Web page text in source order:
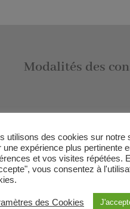
Modalités des
ADULTES :
– 65€ la première
– 60€ les séances
utilisons des cookies sur notre
une expérience plus pertinente
et vos visites répétées.
vous consentez à
des Cookies